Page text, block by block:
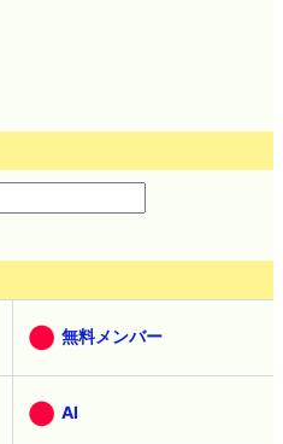
無料メンバー
AI